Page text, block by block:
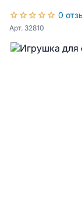
0
Арт. 32810